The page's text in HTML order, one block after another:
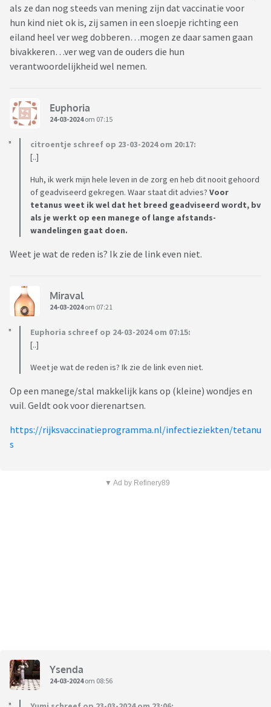
als ze dan nog steeds van mening zijn dat vaccinatie voor
hun kind niet ok is, zij samen in een sloepje richting een
eiland heel ver weg dobberen…mogen ze daar samen gaan
bivakkeren…ver weg van de ouders die hun
verantwoordelijkheid wel nemen.
Euphoria
24-03-2024om 07:15
citroentje schreef op 23-03-2024 om 20:17:
[..]
Huh, ik werk mijn hele leven in de zorg en heb dit nooit gehoord
of geadviseerd gekregen. Waar staat dit advies? Voor
tetanus weet ik wel dat het breed geadviseerd wordt, bv
als je werkt op een manege of lange afstands-
wandelingen gaat doen.
Weet je wat de reden is? Ik zie de link even niet.
Miraval
24-03-2024om 07:21
Euphoria schreef op 24-03-2024 om 07:15:
[..]
Weet je wat de reden is? Ik zie de link even niet.
Op een manege/stal makkelijk kans op (kleine) wondjes en
vuil. Geldt ook voor dierenartsen.
https://rijksvaccinatieprogramma.nl/infectieziekten/tetanu
s
▼ Ad by Refinery89
Ysenda
24-03-2024om 08:56